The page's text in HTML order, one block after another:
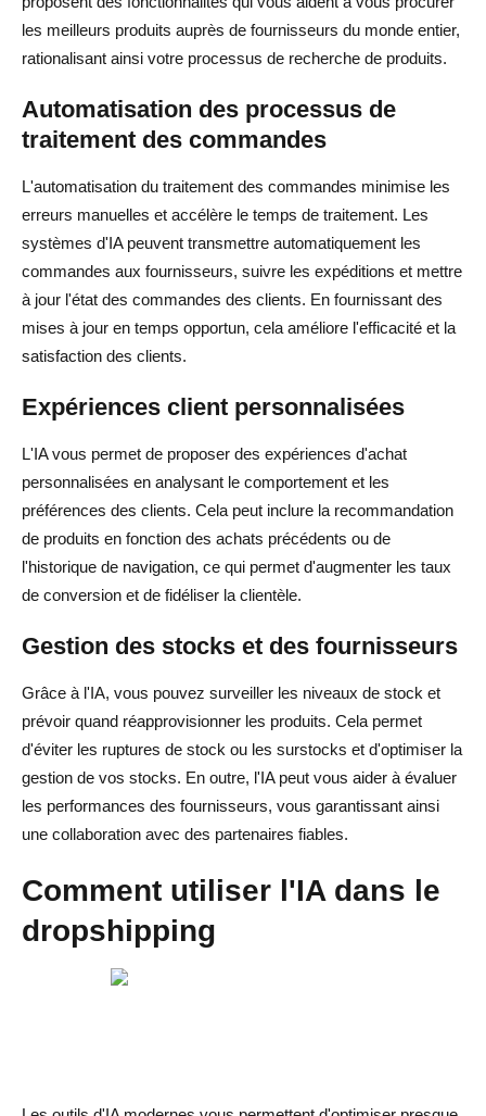
les meilleurs produits auprès de fournisseurs du monde entier,
rationalisant ainsi votre processus de recherche de produits.
Automatisation des processus de
traitement des commandes
L'automatisation du traitement des commandes minimise les
erreurs manuelles et accélère le temps de traitement. Les
systèmes d'IA peuvent transmettre automatiquement les
commandes aux fournisseurs, suivre les expéditions et mettre
à jour l'état des commandes des clients. En fournissant des
mises à jour en temps opportun, cela améliore l'efficacité et la
satisfaction des clients.
Expériences client personnalisées
L'IA vous permet de proposer des expériences d'achat
personnalisées en analysant le comportement et les
préférences des clients. Cela peut inclure la recommandation
de produits en fonction des achats précédents ou de
l'historique de navigation, ce qui permet d'augmenter les taux
de conversion et de fidéliser la clientèle.
Gestion des stocks et des fournisseurs
Grâce à l'IA, vous pouvez surveiller les niveaux de stock et
prévoir quand réapprovisionner les produits. Cela permet
d'éviter les ruptures de stock ou les surstocks et d'optimiser la
gestion de vos stocks. En outre, l'IA peut vous aider à évaluer
les performances des fournisseurs, vous garantissant ainsi
une collaboration avec des partenaires fiables.
Comment utiliser l'IA dans le
dropshipping